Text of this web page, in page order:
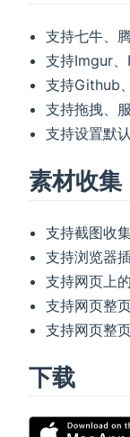
支持七牛、
支持Imgur
支持Github
支持拖拽、
支持设置默
素材收集
支持截图收
支持浏览器
支持网页上
支持网页整
支持网页整
下载